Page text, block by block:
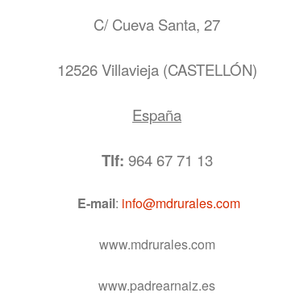
C/ Cueva Santa, 27
12526 Villavieja (CASTELLÓN)
España
Tlf: 964 67 71 13
E-mail: info@mdrurales.com
www.mdrurales.com
www.padrearnaiz.es